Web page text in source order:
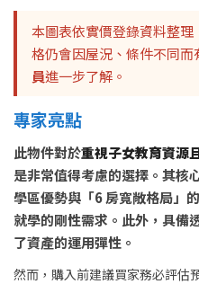
本圖表依實價登錄資料整
格仍會因屋況、條件不同而
員進一步了解。
專家亮點
此物件對於重視子女教育資源
是非常值得考慮的選擇。其核
學區優勢與「6 房寬敞格局」
就學的剛性需求。此外，具備
了資產的運用彈性。
然而，購入前建議買家務必評估